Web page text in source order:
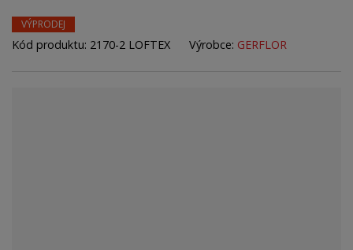
r
a
VÝPRODEJ
Kód produktu: 2170-2 LOFTEX Výrobce: GERFLOR